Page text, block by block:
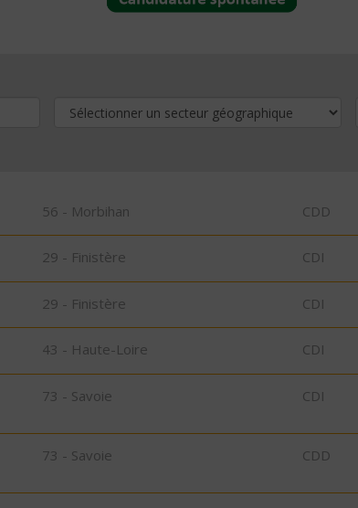
56 - Morbihan CDD
29 - Finistère CDI
29 - Finistère CDI
43 - Haute-Loire CDI
73 - Savoie CDI
73 - Savoie CDD